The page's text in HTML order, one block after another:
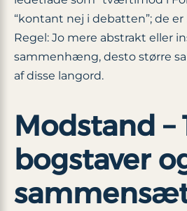
“kontant nej i debatten”; de
Regel: Jo mere abstrakt eller
sammenhæng, desto større
af disse langord.
Modstand –
bogstaver